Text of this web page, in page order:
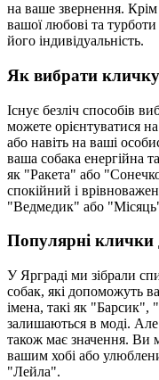
на ваше звернення.
вашої любові та
його індивідуальність.
Як вибрати
Існує безліч способів
можете орієнтуватися
або навіть на ваші
ваша собака енергійна
як "Ракета" або
спокійний і
"Ведмедик" або
Популярні клички
У Ярграді ми зібрали
собак, які допоможуть
імена, такі як
залишаються в моді. Але
також має значення. Ви
вашим хобі або
"Лейла".